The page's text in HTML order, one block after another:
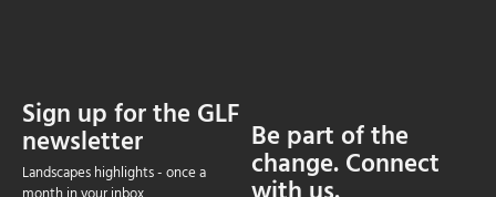
Sign up for the GLF
newsletter
Landscapes highlights - once a
Be part of the
change. Connect